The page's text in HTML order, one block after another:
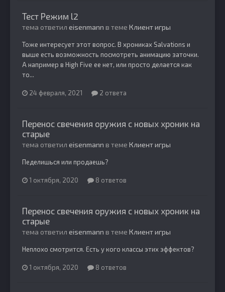
Тест Режим l2
тема ответил eisenmann в теме Клиент игры
Тоже интересует этот вопрос. В хрониках Salvations и
выше есть возможность посмотреть анимацию заточки.
А например в High Five ее нет, или просто делается как
то...
24 февраля, 2021 2 ответа
Перенос свечения оружия с новых хроник на
старые
тема ответил eisenmann в теме Клиент игры
Педелишься или продаешь?
1 октября, 2020 8 ответов
Перенос свечения оружия с новых хроник на
старые
тема ответил eisenmann в теме Клиент игры
Неплохо смотрится. Есть у кого классы этих эффектов?
1 октября, 2020 8 ответов